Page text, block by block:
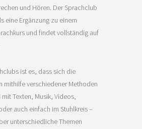
und Hören. Der Sprachclub
eine Ergänzung zu einem
und findet vollständig auf
ist es, dass sich die
mithilfe verschiedener Methoden
Texten, Musik, Videos,
auch einfach im Stuhlkreis –
unterschiedliche Themen